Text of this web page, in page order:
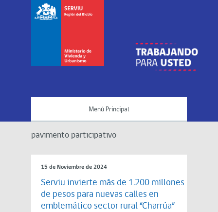
Menú Principal
pavimento participativo
15 de Noviembre de 2024
Serviu invierte más de 1.200 millones
de pesos para nuevas calles en
emblemático sector rural “Charrúa”